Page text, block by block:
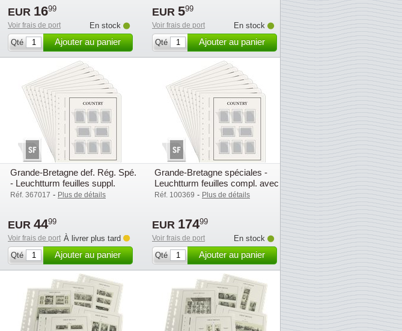
EUR 1699
Voir frais de port
En stock
Qté
Ajouter au panier
EUR 599
Voir frais de port
En stock
Qté
Ajouter au panier
Grande-Bretagne def. Rég. Spé.
- Leuchtturm feuilles suppl.
avec poch. (SF) - 2020-2024
Réf. 367017 - Plus de détails
EUR 4499
Voir frais de port À livrer plus tard
Qté
Ajouter au panier
Grande-Bretagne spéciales -
Leuchtturm feuilles compl. avec
pochettes (SF) - 2025
Réf. 100369 - Plus de détails
EUR 17499
Voir frais de port
En stock
Qté
Ajouter au panier